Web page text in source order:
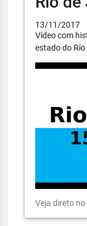
13/11/2017
Vídeo com
estado do
Veja direto